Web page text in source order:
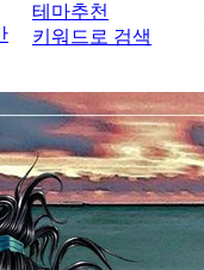
테마추천
키워드로 검색